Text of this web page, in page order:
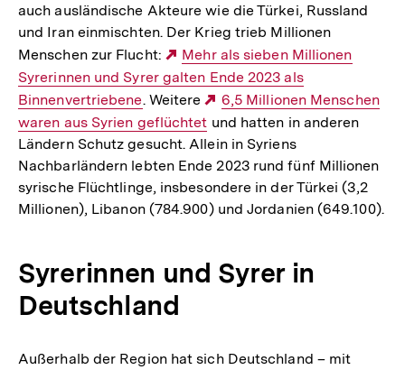
Link:
auch ausländische Akteure wie die Türkei, Russland
und Iran einmischten. Der Krieg trieb Millionen
Menschen zur Flucht:
Externer
Link:
Mehr als sieben Millionen
Syrerinnen und Syrer galten Ende 2023 als
Binnenvertriebene. Weitere
Externer
Link:
6,5 Millionen Menschen
waren aus Syrien geflüchtet und hatten in anderen
Ländern Schutz gesucht. Allein in Syriens
Nachbarländern lebten Ende 2023 rund fünf Millionen
syrische Flüchtlinge, insbesondere in der Türkei (3,2
Millionen), Libanon (784.900) und Jordanien (649.100).
Syrerinnen und Syrer in
Deutschland
Außerhalb der Region hat sich Deutschland – mit